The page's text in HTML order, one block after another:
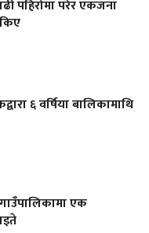
पहिरोमा परेर एकजना
६ वर्षिया बालिकामाथि
एक